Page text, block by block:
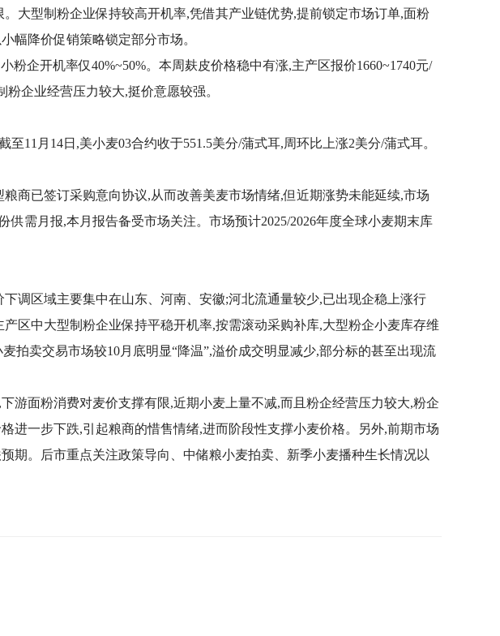
大型制粉企业保持较高开机率,凭借其产业链优势,提前锁定市场订单,面粉
幅降价促销策略锁定部分市场。
粉企开机率仅40%~50%。本周麸皮价格稳中有涨,主产区报价1660~1740元/
企业经营压力较大,挺价意愿较强。
11月14日,美小麦03合约收于551.5美分/蒲式耳,周环比上涨2美分/蒲式耳。
商已签订采购意向协议,从而改善美麦市场情绪,但近期涨势未能延续,市场
需月报,本月报告备受市场关注。市场预计2025/2026年度全球小麦期末库
调区域主要集中在山东、河南、安徽;河北流通量较少,已出现企稳上涨行
区中大型制粉企业保持平稳开机率,按需滚动采购补库,大型粉企小麦库存维
拍卖交易市场较10月底明显“降温”,溢价成交明显减少,部分标的甚至出现流
游面粉消费对麦价支撑有限,近期小麦上量不减,而且粉企经营压力较大,粉企
进一步下跌,引起粮商的惜售情绪,进而阶段性支撑小麦价格。另外,前期市场
期。后市重点关注政策导向、中储粮小麦拍卖、新季小麦播种生长情况以